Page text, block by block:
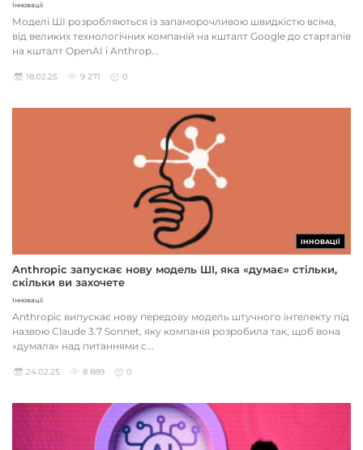
Інновації
Моделі ШІ розробляються із запаморочливою швидкістю всіма,
від великих технологічних компаній на кшталт Google до стартапів
на кшталт OpenAI і Anthrop...
18.02.25 9 271 0
ІННОВАЦІЇ
Anthropic запускає нову модель ШІ, яка «думає» стільки,
скільки ви захочете
Інновації
Anthropic випускає нову передову модель штучного інтелекту під
назвою Claude 3.7 Sonnet, яку компанія розробила так, щоб вона
«думала» над питаннями с...
24.02.25 8 889 0